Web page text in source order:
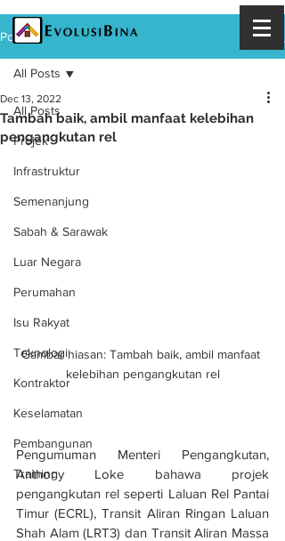
Post
All Posts
Projek
Infrastruktur
Semenanjung
Sabah & Sarawak
Luar Negara
Perumahan
Isu Rakyat
Teknologi
Kontraktor
Keselamatan
Pembangunan
Training
All Posts
Tambah baik, ambil manfaat kelebihan
pengangkutan rel
Dec 13, 2022
Gambar hiasan: Tambah baik, ambil manfaat
kelebihan pengangkutan rel
Pengumuman Menteri Pengangkutan,
Anthony Loke bahawa projek
pengangkutan rel seperti Laluan Rel Pantai
Timur (ECRL), Transit Aliran Ringan Laluan
Shah Alam (LRT3) dan Transit Aliran Massa